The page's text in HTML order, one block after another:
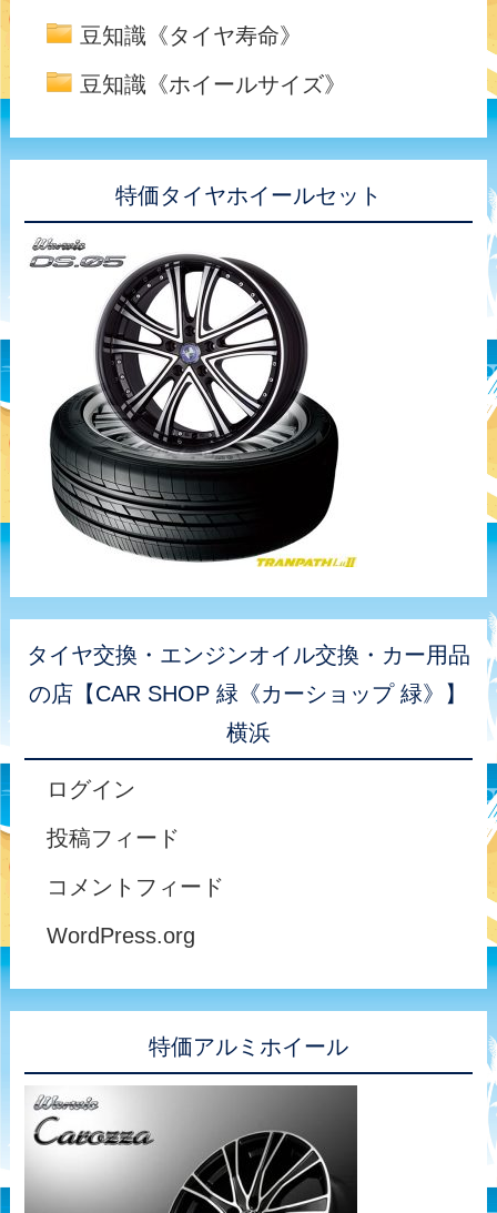
豆知識《タイヤ寿命》
豆知識《ホイールサイズ》
特価タイヤホイールセット
タイヤ交換・エンジンオイル交換・カー用品
の店【CAR SHOP 緑《カーショップ 緑》】
横浜
ログイン
投稿フィード
コメントフィード
WordPress.org
特価アルミホイール